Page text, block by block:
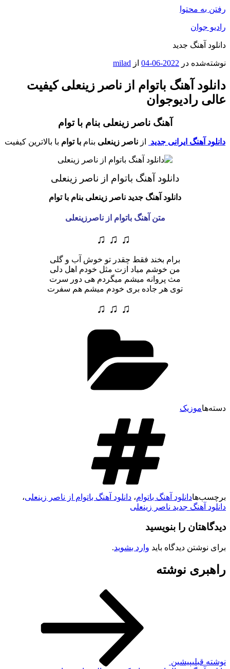
رفتن به محتوا
رادیو جوان
دانلود آهنگ جدید
نوشته‌شده در 2022-06-04 از milad
دانلود آهنگ باتوام از ناصر زینعلی کیفیت
عالی رادیوجوان
آهنگ ناصر زینعلی بنام با توام
دانلود آهنگ ایرانی جدید از ناصر زینعلی بنام با توام با بالاترین کیفیت
دانلود آهنگ باتوام از ناصر زینعلی
دانلود آهنگ جدید ناصر زینعلی بنام با توام
متن آهنگ باتوام از ناصرزینعلی
♫ ♫ ♫
برام بخند فقط چقدر تو خوش آب و گلی
من خوشم میاد ازت مثل خودم اهل دلی
مث پروانه میشم میگردم هی دور سرت
توی هر جاده بری خودم میشم هم سفرت
♫ ♫ ♫
دسته‌هاموزیک
برچسب‌هادانلود آهنگ باتوام، دانلود آهنگ باتوام از ناصر زینعلی،
دانلود آهنگ جدید ناصر زینعلی
دیدگاهتان را بنویسید
برای نوشتن دیدگاه باید وارد بشوید.
راهبری نوشته
نوشته قبلیپیشین